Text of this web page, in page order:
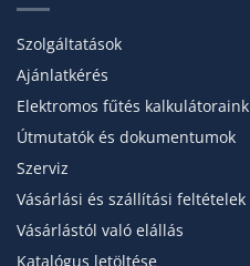
Szolgáltatások
Ajánlatkérés
Elektromos fűtés kalkulátoraink
Útmutatók és dokumentumok
Szerviz
Vásárlási és szállítási feltételek
Vásárlástól való elállás
Katalógus letöltése